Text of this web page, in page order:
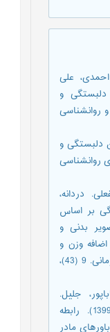
علی
دلبستگی و
بین دلبستگی و
روانشناسی
دردانه،
بر اساس
بدنی و
وزن و
چاقی. فصلنامه فرهنگ مشاوره و روان درمانی. 9 (43)،
جلیل.
محمدعلیلو، مجید. خانجانی، زینب (1399). رابطه
مادر